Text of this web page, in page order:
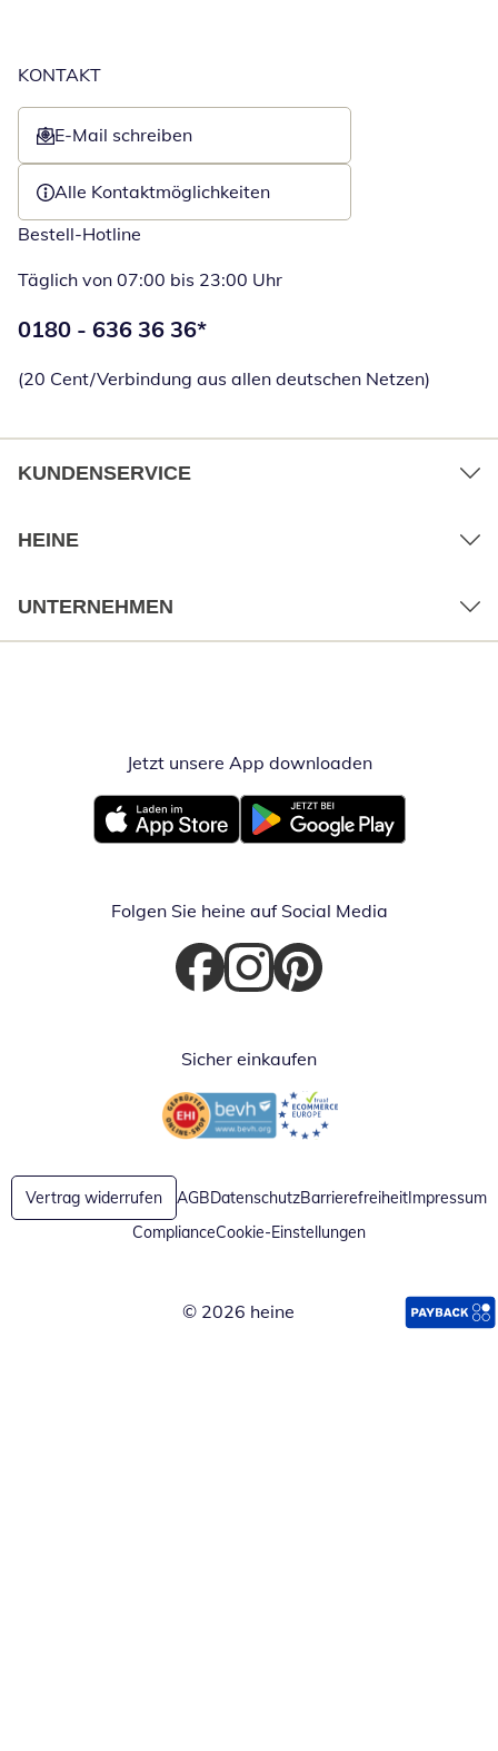
KONTAKT
E-Mail schreiben
Öffnet E-Mail-Client
Alle Kontaktmöglichkeiten
Bestell-Hotline
Täglich von 07:00 bis 23:00 Uhr
Telefonnummer:
0180 - 636 36 36*
(20 Cent/Verbindung aus allen deutschen Netzen)
KUNDENSERVICE
HEINE
UNTERNEHMEN
Jetzt unsere App downloadenÖffnet in
Öffnet in neuem FensterÖffnet in neuem Fenster
Folgen Sie heine auf Social Media
Öffnet in neuem Fenster
Öffnet in neuem Fenster
Öffnet in neuem Fenster
Sicher einkaufen
Öffnet in neuem FensterÖffnet in neuem Fenster
Vertrag widerrufen AGBDatenschutzBarrierefreiheitImpressum
ComplianceCookie-Einstellungen
© 2026 heine